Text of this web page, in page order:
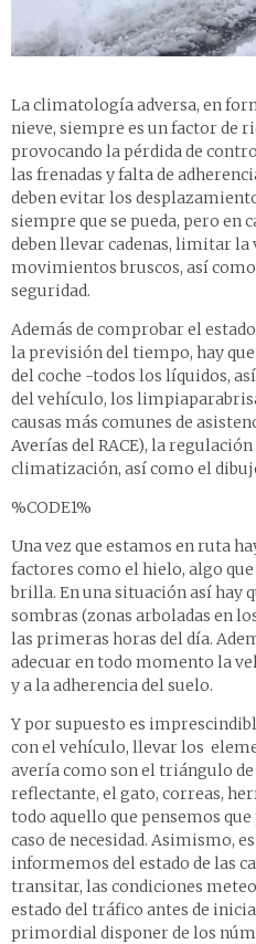
La climatología adversa, en
nieve, siempre es un factor de
provocando la pérdida de
las frenadas y falta de
deben evitar los
siempre que se pueda, pero en
deben llevar cadenas, limitar
movimientos bruscos, así
seguridad.
Además de comprobar el
la previsión del tiempo, hay
del coche -todos los líquidos,
del vehículo, los
causas más comunes de
Averías del RACE), la regulación
climatización, así como el
%CODE1%
Una vez que estamos en ruta
factores como el hielo, algo
brilla. En una situación así hay
sombras (zonas arboladas en
las primeras horas del día.
adecuar en todo momento la
y a la adherencia del suelo.
Y por supuesto es
con el vehículo, llevar los
avería como son el triángulo
reflectante, el gato, correas,
todo aquello que pensemos
caso de necesidad. Asimismo,
informemos del estado de las
transitar, las condiciones
estado del tráfico antes de
primordial disponer de los